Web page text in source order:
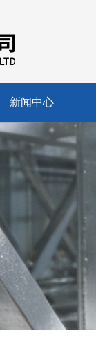
新闻中心